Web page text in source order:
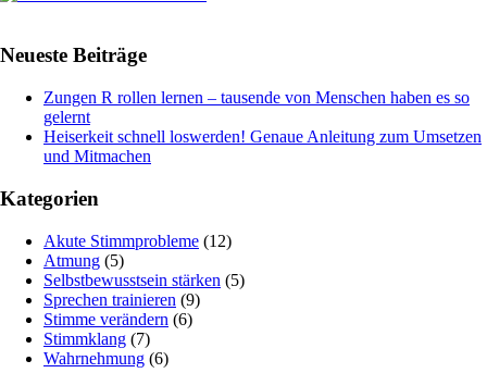
Neueste Beiträge
Zungen R rollen lernen – tausende von Menschen haben es so
gelernt
Heiserkeit schnell loswerden! Genaue Anleitung zum Umsetzen
und Mitmachen
Kategorien
Akute Stimmprobleme (12)
Atmung (5)
Selbstbewusstsein stärken (5)
Sprechen trainieren (9)
Stimme verändern (6)
Stimmklang (7)
Wahrnehmung (6)